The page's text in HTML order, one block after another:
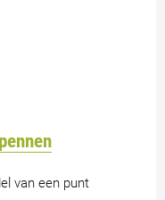
van een punt